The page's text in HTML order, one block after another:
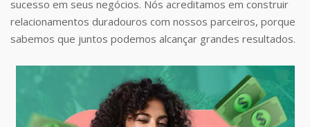
sucesso em seus negócios. Nós acreditamos em construir
relacionamentos duradouros com nossos parceiros, porque
sabemos que juntos podemos alcançar grandes resultados.